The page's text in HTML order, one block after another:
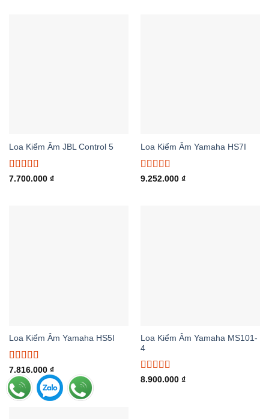
Loa Kiểm Âm JBL Control 5
Được xếp
7.700.000 ₫
Loa Kiểm Âm Yamaha HS7I
Được xếp
9.252.000 ₫
Loa Kiểm Âm Yamaha HS5I
Được xếp
hạng5.005
sao
7.816.000 ₫
Loa Kiểm Âm Yamaha MS101-
4
Được xếp
8.900.000 ₫